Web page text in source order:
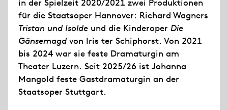
in der Spielzeit 2020/2021 zwei Produktionen
für die Staatsoper Hannover: Richard Wagners
Tristan und Isolde und die Kinderoper Die
Gänsemagdvon Iris ter Schiphorst. Von 2021
bis 2024 war sie feste Dramaturgin am
Theater Luzern. Seit 2025/26 ist Johanna
Mangold feste Gastdramaturgin an der
Staatsoper Stuttgart.